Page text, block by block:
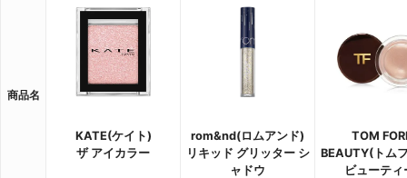
商品名
KATE(ケイト)
ザ アイカラー
rom&nd(ロムアンド)
リキッド グリッター シ
ャドウ
TOM
BEAUTY(トム
ビューティ